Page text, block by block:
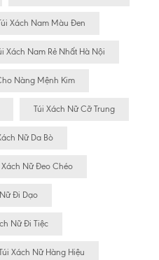
Xách Nam Màu Đen
Xách Nam Rẻ Nhất Hà Nội
Nàng Mệnh Kim
Túi Xách Nữ Cỡ Trung
Nữ Da Bò
Xách Nữ Đeo Chéo
Đi Dạo
Nữ Đi Tiệc
Xách Nữ Hàng Hiệu